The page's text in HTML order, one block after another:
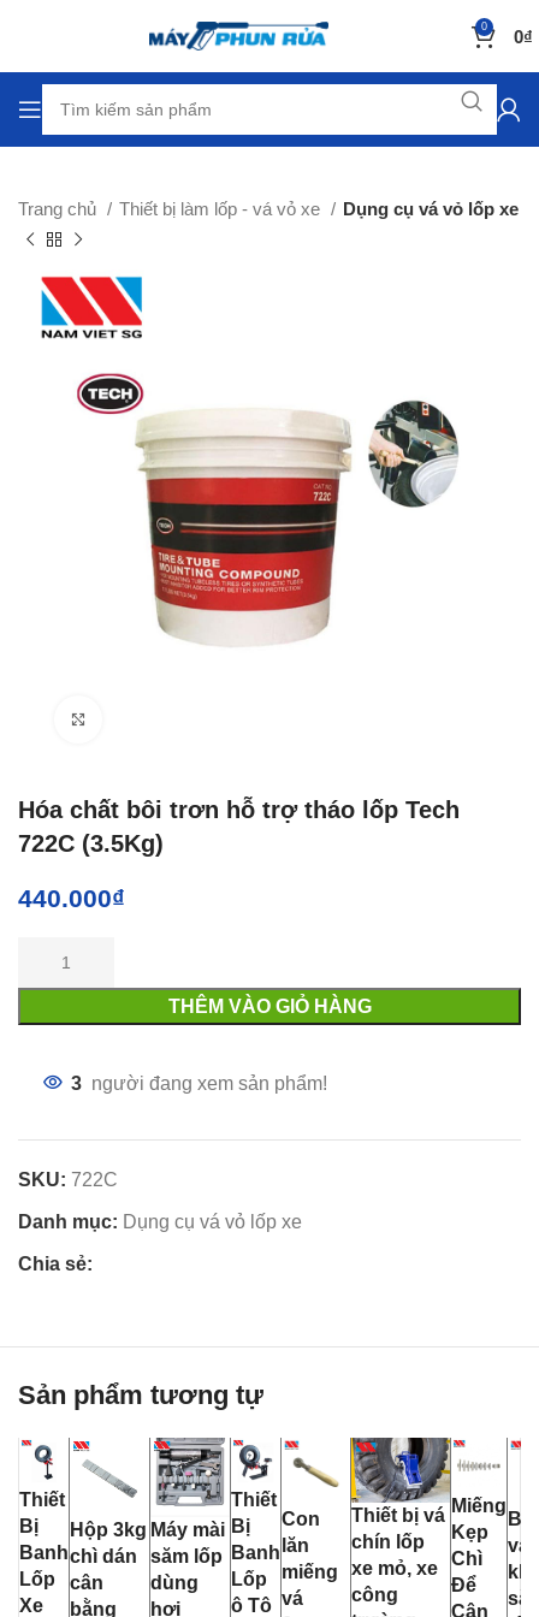
0 0₫
Trang chủ Thiết bị làm lốp - vá vỏ xe Dụng cụ vá vỏ lốp xe
Hóa chất bôi trơn hỗ trợ tháo lốp Tech
722C (3.5Kg)
440.000₫
THÊM VÀO GIỎ HÀNG
3 người đang xem sản phẩm!
SKU: 722C
Danh mục: Dụng cụ vá vỏ lốp xe
Chia sẻ:
Sản phẩm tương tự
Thiết
Bị
Banh
Lốp
Xe
Hộp 3kg
chì dán
cân
bằng
Máy mài
săm lốp
dùng
hơi
Thiết
Bị
Banh
Lốp
ô Tô
Con
lăn
miếng
vá
Thiết bị vá
chín lốp
xe mỏ, xe
công
Miếng
Kẹp
Chì
Để
Cân
Bộ